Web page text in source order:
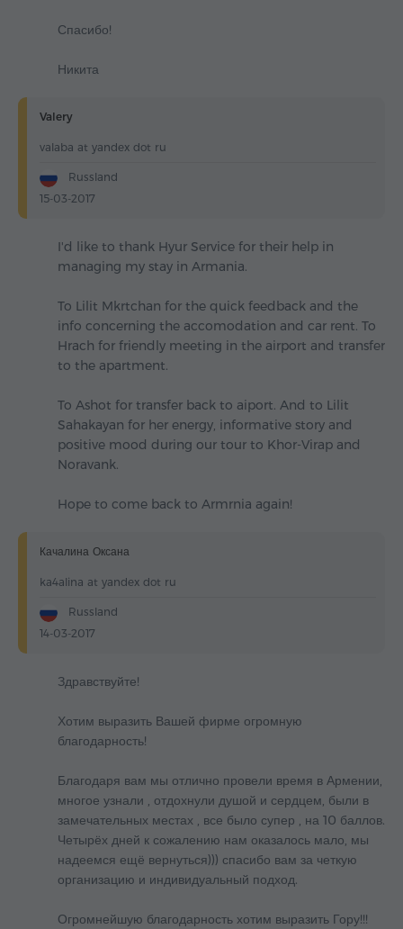
Спасибо!
Никита
Valery
valaba at yandex dot ru
Russland
15-03-2017
I'd like to thank Hyur Service for their help in
managing my stay in Armania.
To Lilit Mkrtchan for the quick feedback and the
info concerning the accomodation and car rent. To
Hrach for friendly meeting in the airport and transfer
to the apartment.
To Ashot for transfer back to aiport. And to Lilit
Sahakayan for her energy, informative story and
positive mood during our tour to Khor-Virap and
Noravank.
Hope to come back to Armrnia again!
Качалина Оксана
ka4alina at yandex dot ru
Russland
14-03-2017
Здравствуйте!
Хотим выразить Вашей фирме огромную
благодарность!
Благодаря вам мы отлично провели время в Армении,
многое узнали , отдохнули душой и сердцем, были в
замечательных местах , все было супер , на 10 баллов.
Четырёх дней к сожалению нам оказалось мало, мы
надеемся ещё вернуться))) спасибо вам за четкую
организацию и индивидуальный подход.
Огромнейшую благодарность хотим выразить Гору!!!